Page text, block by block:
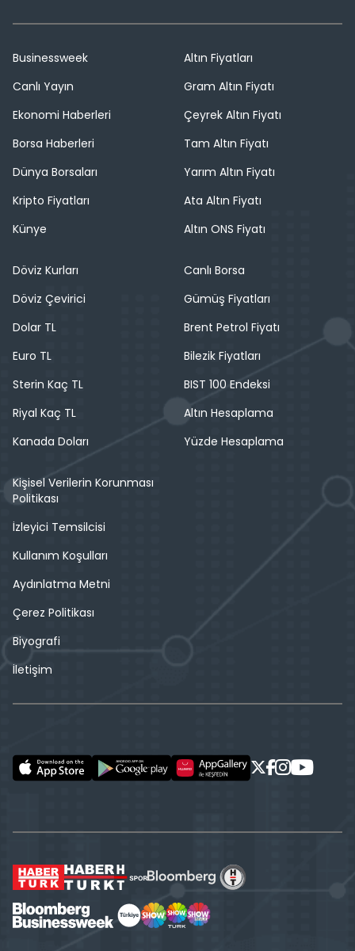
Businessweek
Canlı Yayın
Ekonomi Haberleri
Borsa Haberleri
Dünya Borsaları
Kripto Fiyatları
Künye
Altın Fiyatları
Gram Altın Fiyatı
Çeyrek Altın Fiyatı
Tam Altın Fiyatı
Yarım Altın Fiyatı
Ata Altın Fiyatı
Altın ONS Fiyatı
Döviz Kurları
Döviz Çevirici
Dolar TL
Euro TL
Sterin Kaç TL
Riyal Kaç TL
Kanada Doları
Canlı Borsa
Gümüş Fiyatları
Brent Petrol Fiyatı
Bilezik Fiyatları
BIST 100 Endeksi
Altın Hesaplama
Yüzde Hesaplama
Kişisel Verilerin Korunması
Politikası
İzleyici Temsilcisi
Kullanım Koşulları
Aydınlatma Metni
Çerez Politikası
Biyografi
İletişim